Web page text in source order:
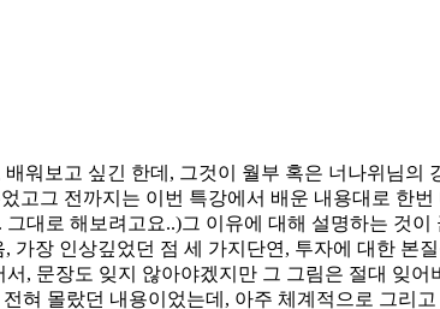
워보고 싶긴 한데, 그것이 월부 혹은 너나위님의
그 전까지는 이번 특강에서 배운 내용대로 한
대로 해보려고요..)그 이유에 대해 설명하는 것
장 인상깊었던 점 세 가지단연, 투자에 대한 본
, 문장도 잊지 않아야겠지만 그 그림은 절대 잊
혀 몰랐던 내용이었는데, 아주 체계적으로 그리